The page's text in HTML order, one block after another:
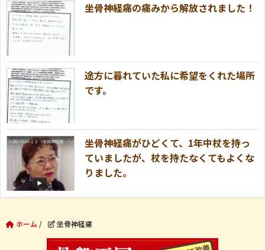
坐骨神経痛の痛みから解放されました！
途方に暮れていた私に希望をくれた場所
です。
坐骨神経痛がひどくて、1年中杖を持っ
ていましたが、杖を持たなくてもよくな
りました。
ホーム / 坐骨神経痛